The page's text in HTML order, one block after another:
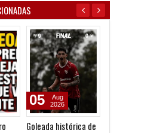
de
Ganó Argentina y
28
Jun
2026